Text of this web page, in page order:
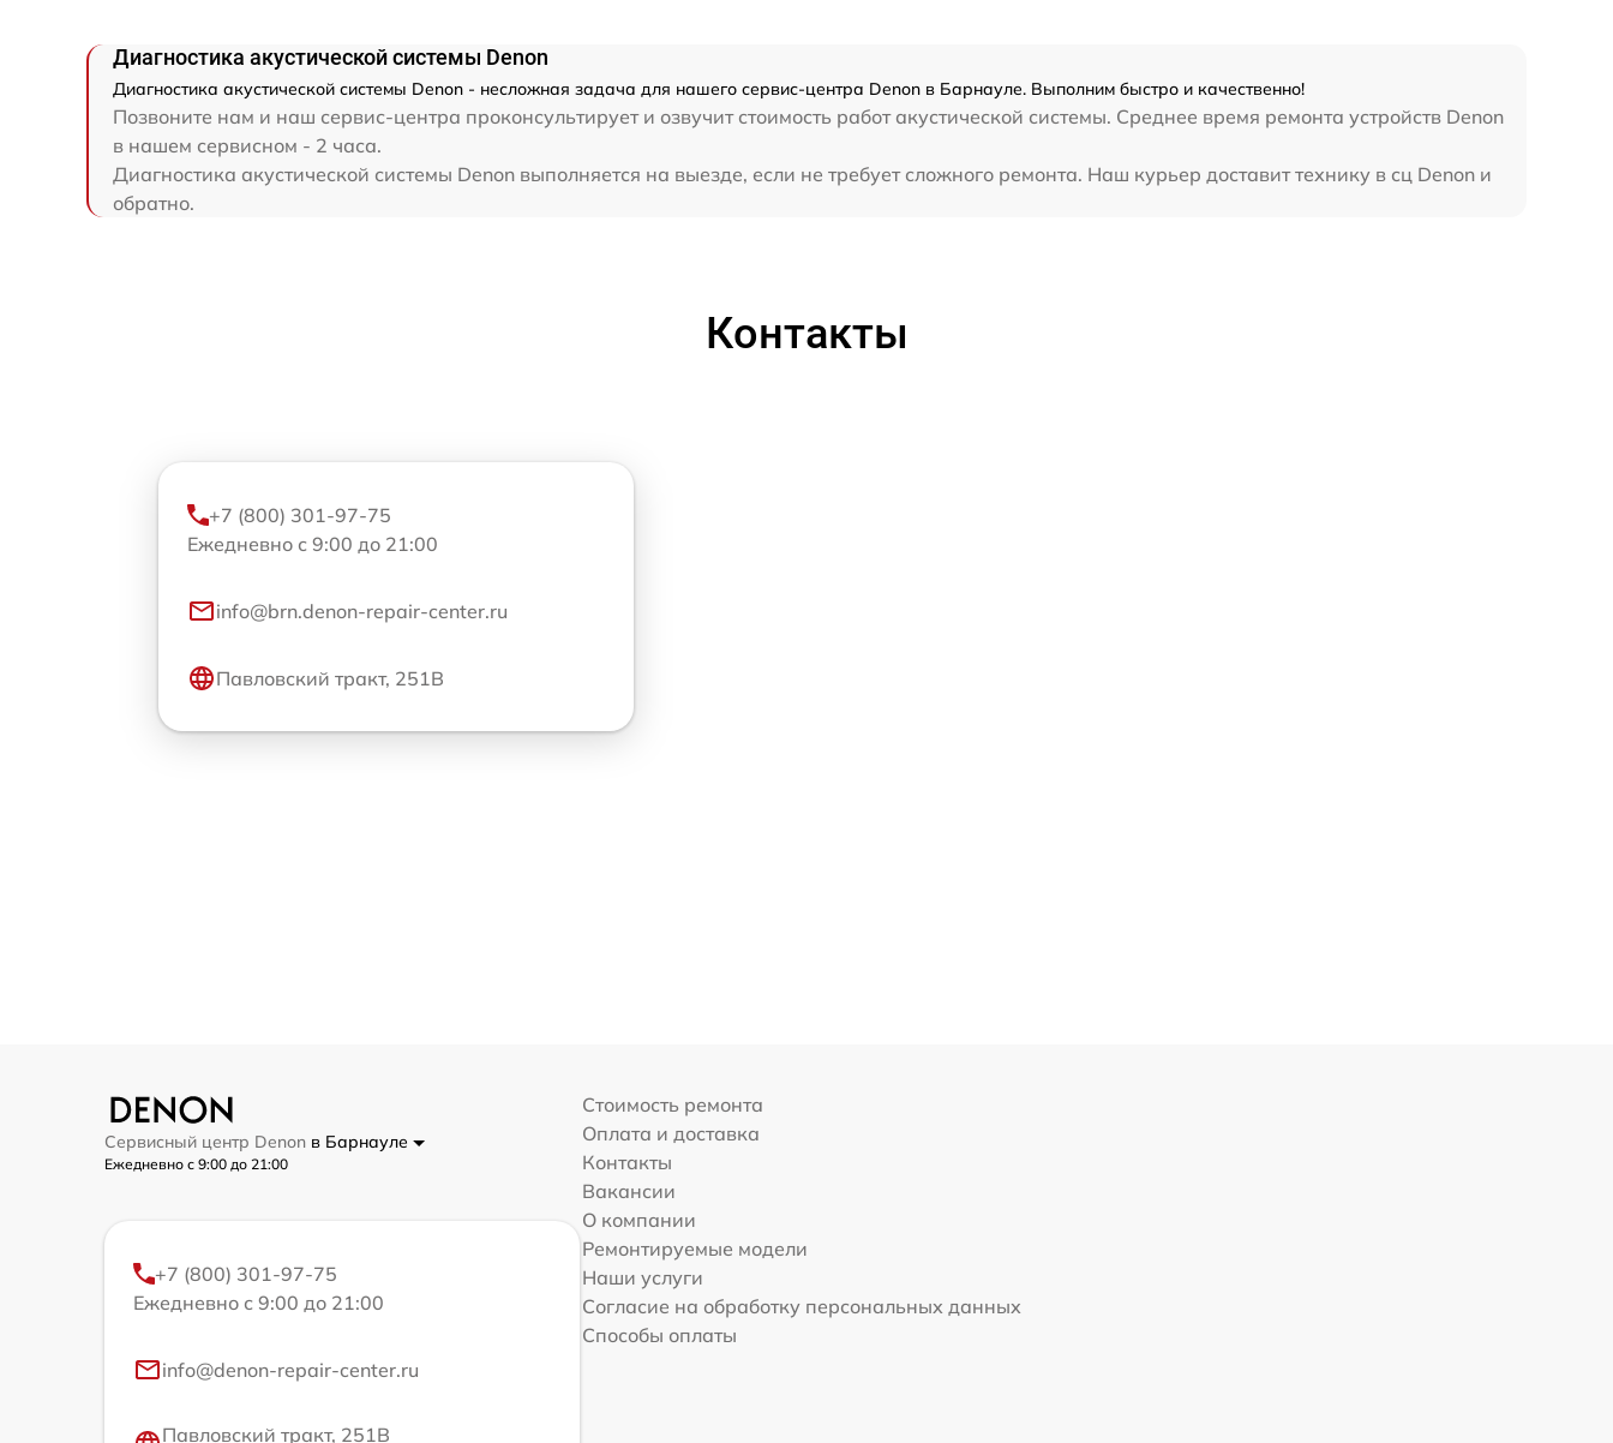
Диагностика акустической системы Denon
Диагностика акустической системы Denon - несложная задача для нашего сервис-центра Denon в Барнауле. Выполним быстро и качественно!
Позвоните нам и наш сервис-центра проконсультирует и озвучит стоимость работ акустической системы. Среднее время ремонта устройств Denon
в нашем сервисном - 2 часа.
Диагностика акустической системы Denon выполняется на выезде, если не требует сложного ремонта. Наш курьер доставит технику в сц Denon и
обратно.
Контакты
+7 (800) 301-97-75
Ежедневно с 9:00 до 21:00
info@brn.denon-repair-center.ru
Павловский тракт, 251В
Сервисный центр Denon в Барнауле
Ежедневно с 9:00 до 21:00
+7 (800) 301-97-75
Ежедневно с 9:00 до 21:00
info@denon-repair-center.ru
Павловский тракт, 251В
Стоимость ремонта
Оплата и доставка
Контакты
Вакансии
О компании
Ремонтируемые модели
Наши услуги
Согласие на обработку персональных данных
Способы оплаты